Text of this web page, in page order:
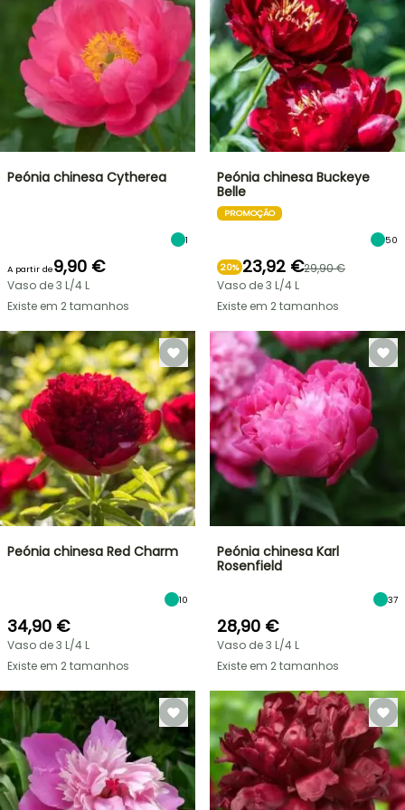
VENDAS
RELÂMPAGO
ATÉ
BULBOS
DE
Peónia chinesa Cytherea
1
A partir de9,90 €
Vaso de 3 L/4 L
Existe em 2 tamanhos
Peónia chinesa Buckeye
Belle
PROMOÇÃO
50
20% 23,92 €29,90 €
Vaso de 3 L/4 L
Existe em 2 tamanhos
Peónia chinesa Red Charm
10
34,90 €
Vaso de 3 L/4 L
Existe em 2 tamanhos
Peónia chinesa Karl
Rosenfield
37
28,90 €
Vaso de 3 L/4 L
Existe em 2 tamanhos